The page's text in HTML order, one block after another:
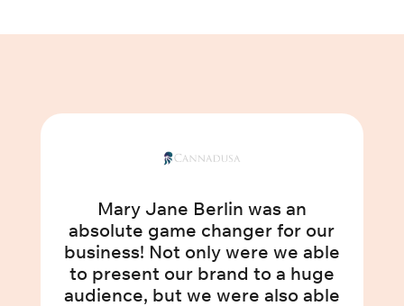
Mary Jane Berlin was an
absolute game changer for our
business! Not only were we able
to present our brand to a huge
audience, but we were also able